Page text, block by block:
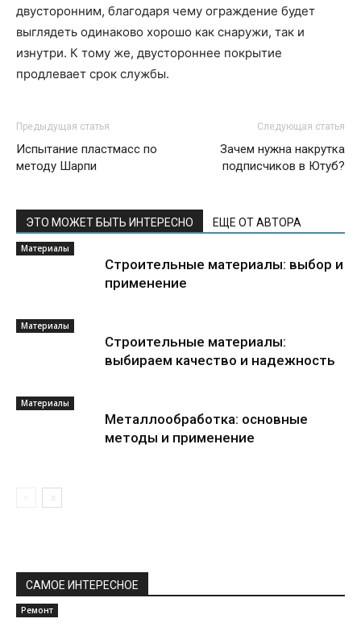
двусторонним, благодаря чему ограждение будет
выглядеть одинаково хорошо как снаружи, так и
изнутри. К тому же, двустороннее покрытие
продлевает срок службы.
Предыдущая статья
Испытание пластмасс по
методу Шарпи
Следующая статья
Зачем нужна накрутка
подписчиков в Ютуб?
ЭТО МОЖЕТ БЫТЬ ИНТЕРЕСНО ЕЩЕ ОТ АВТОРА
Материалы
Строительные материалы: выбор и
применение
Материалы
Строительные материалы:
выбираем качество и надежность
Материалы
Металлообработка: основные
методы и применение
САМОЕ ИНТЕРЕСНОЕ
Ремонт